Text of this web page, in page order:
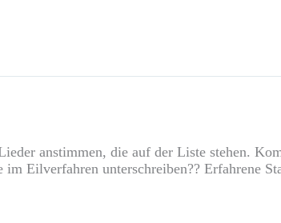
anstimmen, die auf der Liste stehen.
Eilverfahren unterschreiben?? Erfahrene